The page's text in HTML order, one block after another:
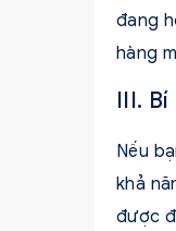
đang
hàng
III.
Nếu
khả
được